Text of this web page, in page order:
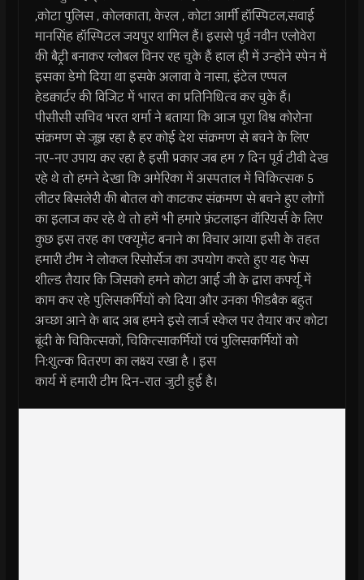
,कोटा पुलिस , कोलकाता, केरल , कोटा आर्मी हॉस्पिटल,सवाई
मानसिंह हॉस्पिटल जयपुर शामिल हैं। इससे पूर्व नवीन एलोवेरा
की बैट्री बनाकर ग्लोबल विनर रह चुके हैं हाल ही में उन्होंने स्पेन में
इसका डेमो दिया था इसके अलावा वे नासा, इंटेल एप्पल
हेडक्वार्टर की विजिट में भारत का प्रतिनिधित्व कर चुके हैं।
पीसीसी सचिव भरत शर्मा ने बताया कि आज पूरा विश्व कोरोना
संक्रमण से जूझ रहा है हर कोई देश संक्रमण से बचने के लिए
नए-नए उपाय कर रहा है इसी प्रकार जब हम 7 दिन पूर्व टीवी देख
रहे थे तो हमने देखा कि अमेरिका में अस्पताल में चिकित्सक 5
लीटर बिसलेरी की बोतल को काटकर संक्रमण से बचने हुए लोगों
का इलाज कर रहे थे तो हमें भी हमारे फ्रंटलाइन वॉरियर्स के लिए
कुछ इस तरह का एक्यूमेंट बनाने का विचार आया इसी के तहत
हमारी टीम ने लोकल रिसोर्सेज का उपयोग करते हुए यह फेस
शील्ड तैयार कि जिसको हमने कोटा आई जी के द्वारा कर्फ्यू में
काम कर रहे पुलिसकर्मियों को दिया और उनका फीडबैक बहुत
अच्छा आने के बाद अब हमने इसे लार्ज स्केल पर तैयार कर कोटा
बूंदी के चिकित्सकों, चिकित्साकर्मियों एवं पुलिसकर्मियों को
नि:शुल्क वितरण का लक्ष्य रखा है । इस
कार्य में हमारी टीम दिन-रात जुटी हुई है।